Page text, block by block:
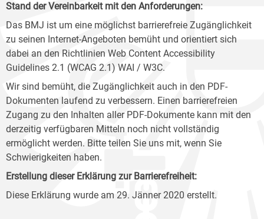
Stand der Vereinbarkeit mit den Anforderungen:
Das BMJ ist um eine möglichst barrierefreie Zugänglichkeit
zu seinen Internet-Angeboten bemüht und orientiert sich
dabei an den Richtlinien Web Content Accessibility
Guidelines 2.1 (WCAG 2.1) WAI / W3C.
Wir sind bemüht, die Zugänglichkeit auch in den PDF-
Dokumenten laufend zu verbessern. Einen barrierefreien
Zugang zu den Inhalten aller PDF-Dokumente kann mit den
derzeitig verfügbaren Mitteln noch nicht vollständig
ermöglicht werden. Bitte teilen Sie uns mit, wenn Sie
Schwierigkeiten haben.
Erstellung dieser Erklärung zur Barrierefreiheit:
Diese Erklärung wurde am 29. Jänner 2020 erstellt.